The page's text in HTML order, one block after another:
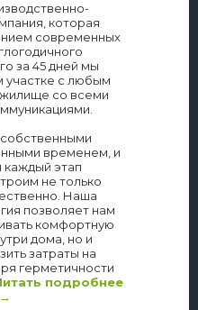
которая
современных
за 45 дней мы
участке с любым
жилище со всеми
временем, и
каждый этап
не только
Наша
позволяет нам
комфортную
дома, но и
затраты на
герметичности
подробнее